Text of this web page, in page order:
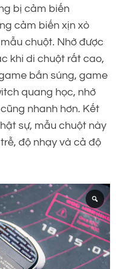
bị cảm biến
cảm biến xịn xò
chuột. Nhờ được
khi di chuột rất cao,
bắn súng, game
quang học, nhờ
nhanh hơn. Kết
sự, mẫu chuột này
độ nhạy và cả độ